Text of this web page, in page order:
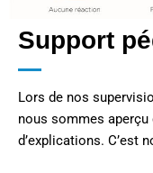
Support
Lors de nos
nous sommes
d’explications. C’est